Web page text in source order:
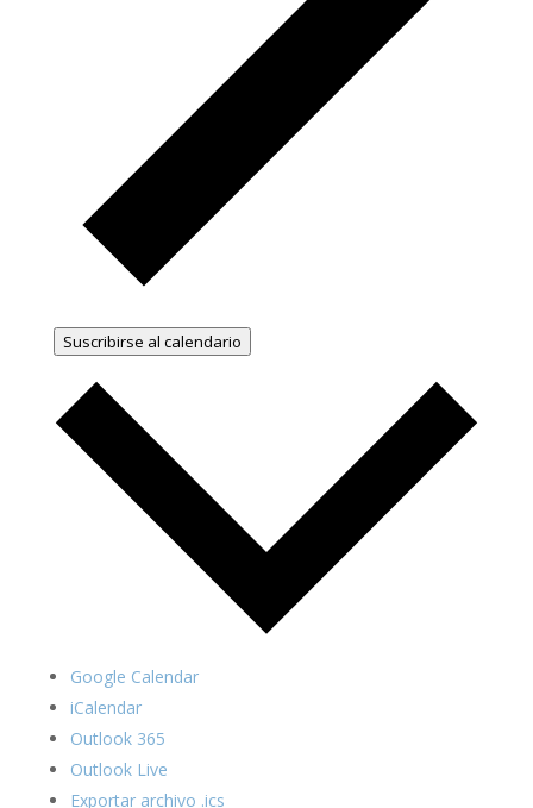
Suscribirse al calendario
Google Calendar
iCalendar
Outlook 365
Outlook Live
Exportar archivo .ics